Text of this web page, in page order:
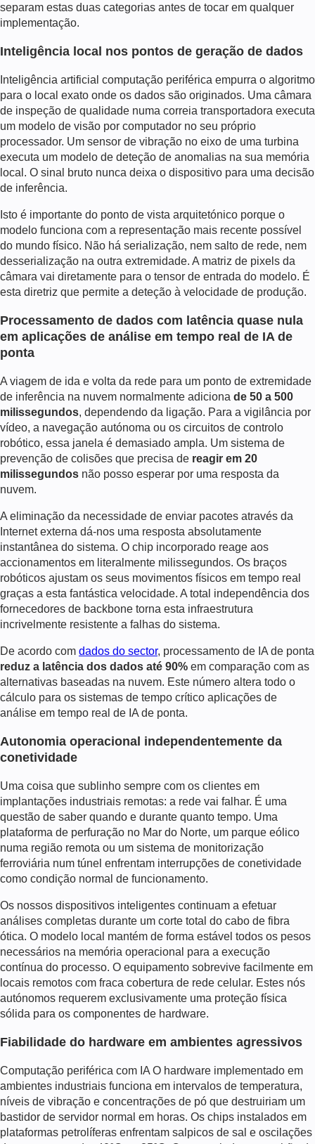
separam estas duas categorias antes de tocar em qualquer
implementação.
Inteligência local nos pontos de geração de dados
Inteligência artificial computação periférica empurra o algoritmo
para o local exato onde os dados são originados. Uma câmara
de inspeção de qualidade numa correia transportadora executa
um modelo de visão por computador no seu próprio
processador. Um sensor de vibração no eixo de uma turbina
executa um modelo de deteção de anomalias na sua memória
local. O sinal bruto nunca deixa o dispositivo para uma decisão
de inferência.
Isto é importante do ponto de vista arquitetónico porque o
modelo funciona com a representação mais recente possível
do mundo físico. Não há serialização, nem salto de rede, nem
desserialização na outra extremidade. A matriz de pixels da
câmara vai diretamente para o tensor de entrada do modelo. É
esta diretriz que permite a deteção à velocidade de produção.
Processamento de dados com latência quase nula
em aplicações de análise em tempo real de IA de
ponta
A viagem de ida e volta da rede para um ponto de extremidade
de inferência na nuvem normalmente adiciona de 50 a 500
milissegundos, dependendo da ligação. Para a vigilância por
vídeo, a navegação autónoma ou os circuitos de controlo
robótico, essa janela é demasiado ampla. Um sistema de
prevenção de colisões que precisa de reagir em 20
milissegundos não posso esperar por uma resposta da
nuvem.
A eliminação da necessidade de enviar pacotes através da
Internet externa dá-nos uma resposta absolutamente
instantânea do sistema. O chip incorporado reage aos
accionamentos em literalmente milissegundos. Os braços
robóticos ajustam os seus movimentos físicos em tempo real
graças a esta fantástica velocidade. A total independência dos
fornecedores de backbone torna esta infraestrutura
incrivelmente resistente a falhas do sistema.
De acordo com dados do sector, processamento de IA de ponta
reduz a latência dos dados até 90% em comparação com as
alternativas baseadas na nuvem. Este número altera todo o
cálculo para os sistemas de tempo crítico aplicações de
análise em tempo real de IA de ponta.
Autonomia operacional independentemente da
conetividade
Uma coisa que sublinho sempre com os clientes em
implantações industriais remotas: a rede vai falhar. É uma
questão de saber quando e durante quanto tempo. Uma
plataforma de perfuração no Mar do Norte, um parque eólico
numa região remota ou um sistema de monitorização
ferroviária num túnel enfrentam interrupções de conetividade
como condição normal de funcionamento.
Os nossos dispositivos inteligentes continuam a efetuar
análises completas durante um corte total do cabo de fibra
ótica. O modelo local mantém de forma estável todos os pesos
necessários na memória operacional para a execução
contínua do processo. O equipamento sobrevive facilmente em
locais remotos com fraca cobertura de rede celular. Estes nós
autónomos requerem exclusivamente uma proteção física
sólida para os componentes de hardware.
Fiabilidade do hardware em ambientes agressivos
Computação periférica com IA O hardware implementado em
ambientes industriais funciona em intervalos de temperatura,
níveis de vibração e concentrações de pó que destruiriam um
bastidor de servidor normal em horas. Os chips instalados em
plataformas petrolíferas enfrentam salpicos de sal e oscilações